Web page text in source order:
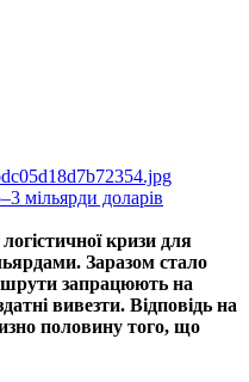
мільярди доларів
кризи для
Заразом стало
запрацюють на
вивезти. Відповідь на
половину того, що